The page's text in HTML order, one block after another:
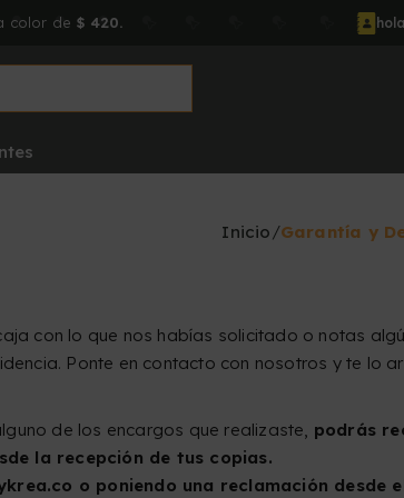
color de $ 420.
Inicio Garantía y
con lo que nos habías solicitado o notas
Ponte en contacto con nosotros y te lo
de los encargos que realizaste, podrás
la recepción de tus copias.
o poniendo una reclamación desde